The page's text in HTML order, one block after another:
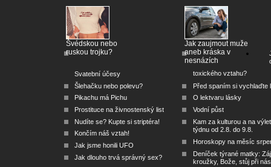
Švédskou nebo
ruskou trojku?
Svatební účesy
Šlehačku nebo polevu?
Pikachu má Pichu
Prostituce na živnostenský list
Nudíte se? Kupte si striptéra!
Končím náš vztah!
Jak jsme honili UFO
Jak dlouho trvá správný sex?
Jak zaujmout muže
aneb kráska v
nesnázích
toxického vztahu?
Před spaním si vychlaďte
O lektvaru lásky
Vodní půst
Kam za kulturou a na
týdnu od 2.8. do 9.8.
Horoskopy na měsíc
Deníček týrané matky:
kroužky, Bože, stůj při nás